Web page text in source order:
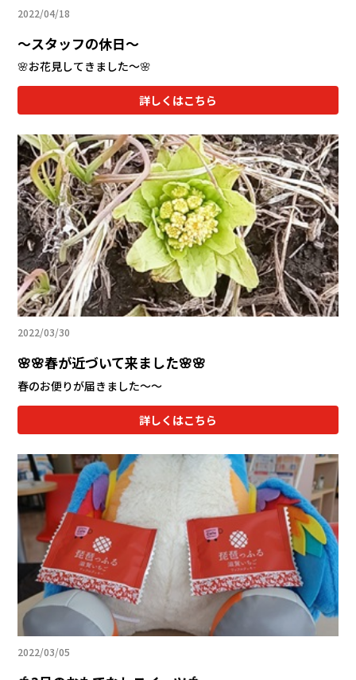
2022/04/18
～スタッフの休日～
🌸お花見してきました～🌸
詳しくはこちら
2022/03/30
🌸🌸春が近づいて来ました🌸🌸
春のお便りが届きました～～
詳しくはこちら
2022/03/05